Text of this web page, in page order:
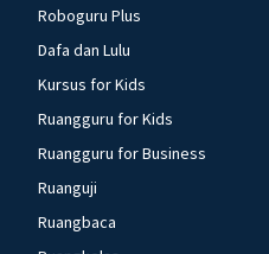
Roboguru Plus
Dafa dan Lulu
Kursus for Kids
Ruangguru for Kids
Ruangguru for Business
Ruanguji
Ruangbaca